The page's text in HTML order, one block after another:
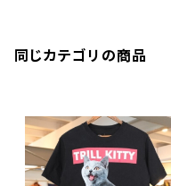
同じカテゴリの商品